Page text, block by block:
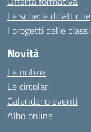
Le schede didattiche
I progetti delle classi
Novità
Le notizie
Le circolari
Calendario eventi
Albo online